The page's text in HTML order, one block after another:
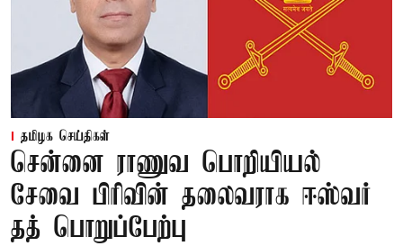
தமிழக செய்திகள்
சென்னை ராணுவ பொறியியல்
சேவை பிரிவின் தலைவராக ஈஸ்வர்
தத் பொறுப்பேற்பு